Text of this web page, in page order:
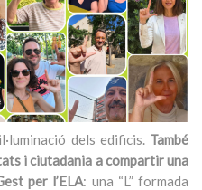
dels edificis. També
i ciutadania a compartir una
per l’ELA: una “L” formada